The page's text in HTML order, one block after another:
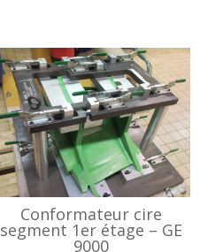
Conformateur cire
segment 1er étage – GE
9000